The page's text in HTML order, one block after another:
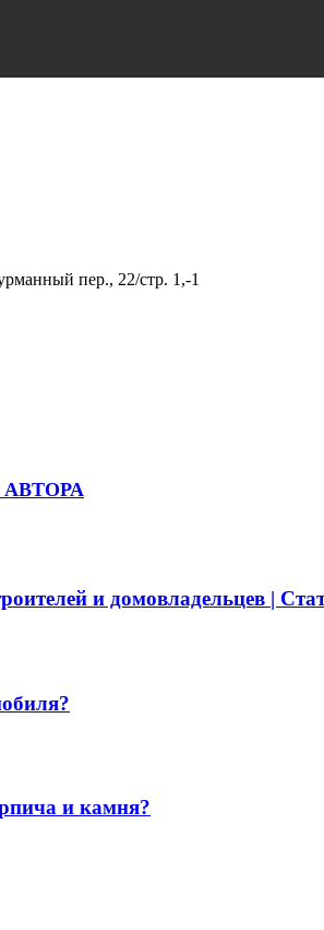
пер., 22/стр. 1,-1
и домовладельцев |
и камня?